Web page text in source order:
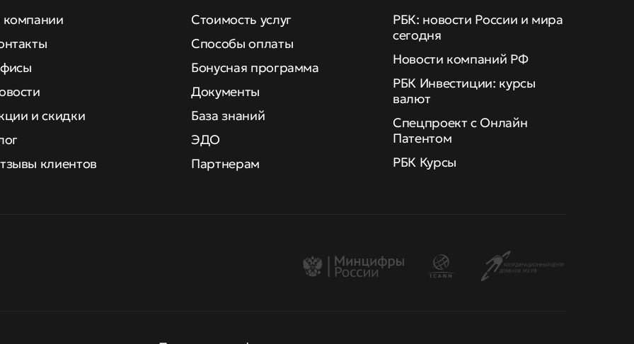
и скидки
клиентов
Стоимость услуг
Способы оплаты
Бонусная программа
Документы
База знаний
ЭДО
Партнерам
РБК: новости России и мира
сегодня
Новости компаний РФ
РБК Инвестиции: курсы
валют
Спецпроект с Онлайн
Патентом
РБК Курсы